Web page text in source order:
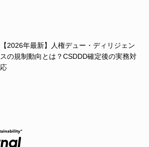
【2026年最新】人権デュー・ディリジェン
スの規制動向とは？CSDDD確定後の実務対
応